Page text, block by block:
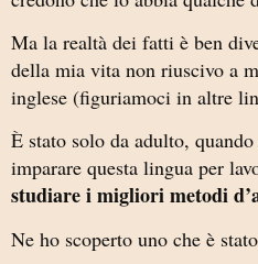
Ma la realtà dei fatti è ben
della mia vita non riuscivo a
inglese (figuriamoci in altre
È stato solo da adulto,
imparare questa lingua per
studiare i migliori metodi
Ne ho scoperto uno che è